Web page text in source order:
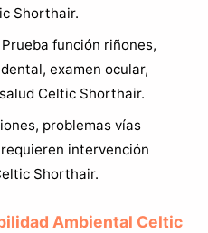
Shorthair.
Prueba función riñones,
examen ocular,
Celtic Shorthair.
problemas vías
intervención
Shorthair.
Ambiental Celtic